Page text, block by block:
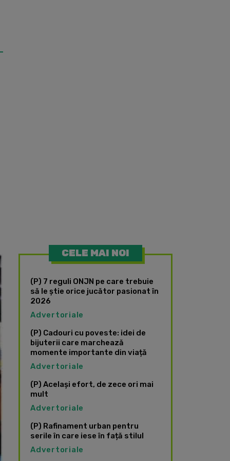
CELE MAI NOI
(P) 7 reguli ONJN pe care trebuie
să le știe orice jucător pasionat în
2026
Advertoriale
(P) Cadouri cu poveste: idei de
bijuterii care marchează
momente importante din viață
Advertoriale
(P) Același efort, de zece ori mai
mult
Advertoriale
(P) Rafinament urban pentru
serile în care iese în față stilul
Advertoriale